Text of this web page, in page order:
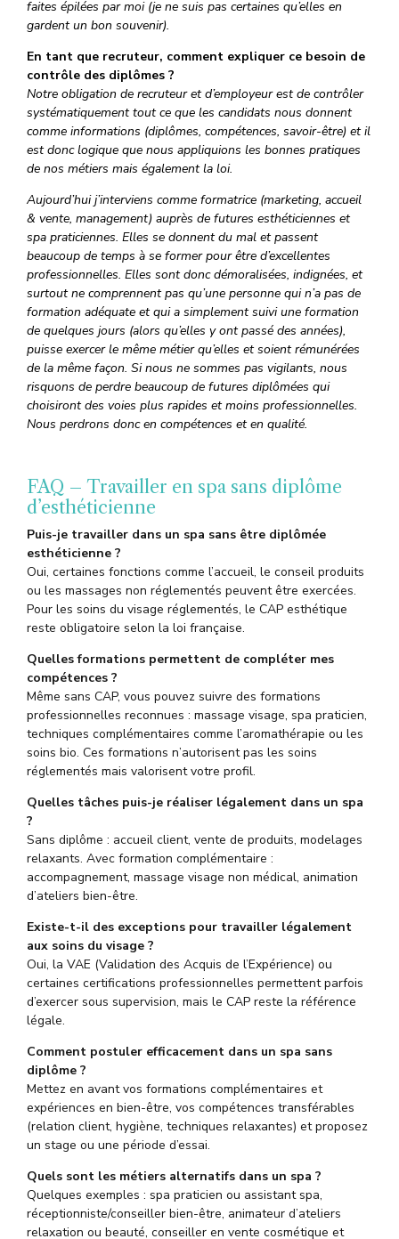
faites épilées par moi (je ne suis pas certaines qu’elles en
gardent un bon souvenir).
En tant que recruteur, comment expliquer ce besoin de
contrôle des diplômes ?
Notre obligation de recruteur et d’employeur est de contrôler
systématiquement tout ce que les candidats nous donnent
comme informations (diplômes, compétences, savoir-être) et il
est donc logique que nous appliquions les bonnes pratiques
de nos métiers mais également la loi.
Aujourd’hui j’interviens comme formatrice (marketing, accueil
& vente, management) auprès de futures esthéticiennes et
spa praticiennes. Elles se donnent du mal et passent
beaucoup de temps à se former pour être d’excellentes
professionnelles. Elles sont donc démoralisées, indignées, et
surtout ne comprennent pas qu’une personne qui n’a pas de
formation adéquate et qui a simplement suivi une formation
de quelques jours (alors qu’elles y ont passé des années),
puisse exercer le même métier qu’elles et soient rémunérées
de la même façon. Si nous ne sommes pas vigilants, nous
risquons de perdre beaucoup de futures diplômées qui
choisiront des voies plus rapides et moins professionnelles.
Nous perdrons donc en compétences et en qualité.
FAQ – Travailler en spa sans diplôme
d’esthéticienne
Puis-je travailler dans un spa sans être diplômée
esthéticienne ?
Oui, certaines fonctions comme l’accueil, le conseil produits
ou les massages non réglementés peuvent être exercées.
Pour les soins du visage réglementés, le CAP esthétique
reste obligatoire selon la loi française.
Quelles formations permettent de compléter mes
compétences ?
Même sans CAP, vous pouvez suivre des formations
professionnelles reconnues : massage visage, spa praticien,
techniques complémentaires comme l’aromathérapie ou les
soins bio. Ces formations n’autorisent pas les soins
réglementés mais valorisent votre profil.
Quelles tâches puis-je réaliser légalement dans un spa
?
Sans diplôme : accueil client, vente de produits, modelages
relaxants. Avec formation complémentaire :
accompagnement, massage visage non médical, animation
d’ateliers bien-être.
Existe-t-il des exceptions pour travailler légalement
aux soins du visage ?
Oui, la VAE (Validation des Acquis de l’Expérience) ou
certaines certifications professionnelles permettent parfois
d’exercer sous supervision, mais le CAP reste la référence
légale.
Comment postuler efficacement dans un spa sans
diplôme ?
Mettez en avant vos formations complémentaires et
expériences en bien-être, vos compétences transférables
(relation client, hygiène, techniques relaxantes) et proposez
un stage ou une période d’essai.
Quels sont les métiers alternatifs dans un spa ?
Quelques exemples : spa praticien ou assistant spa,
réceptionniste/conseiller bien-être, animateur d’ateliers
relaxation ou beauté, conseiller en vente cosmétique et